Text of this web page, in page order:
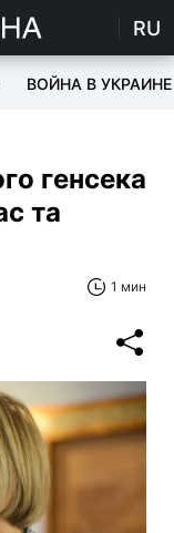
RU
ВОЙНА В УКРАИНЕ
генсека
та
1 мин